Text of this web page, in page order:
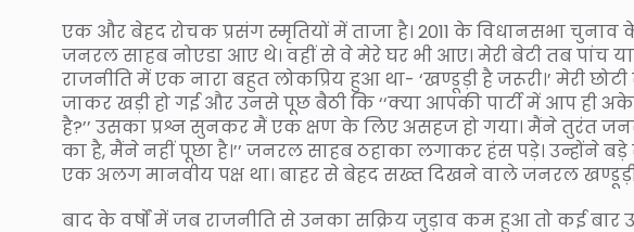
एक और बेहद रोचक प्रसंग स्मृतियों में ताजा है। 2011 के विधानसभा चुनाव
जनरल साहब नोएडा आए थे। वहीं से वे मेरे घर भी आए। मेरी बेटी तब पांच या
राजनीति में एक नारा बहुत लोकप्रिय हुआ था- ‘खण्डूड़ी है जरूरी।’ मेरी
जाकर खड़ी हो गई और उनसे पूछ बैठी कि ‘‘क्या आपकी पार्टी में आप ही
है?’’ उसका प्रश्न सुनकर मैं एक क्षण के लिए असहज हो गया। मैंने तुरंत
का है, मैंने नहीं पूछा है।’’ जनरल साहब ठहाका लगाकर हंस पड़े। उन्होंने बड़े
एक अलग मानवीय पक्ष था। बाहर से बेहद सख्त दिखने वाले जनरल
बाद के वर्षों में जब राजनीति से उनका सक्रिय जुड़ाव कम हुआ तो कई बार